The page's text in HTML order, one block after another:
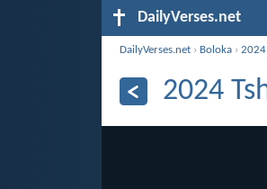
DailyVerses.net
DailyVerses.net › Boloka ›2024
2024